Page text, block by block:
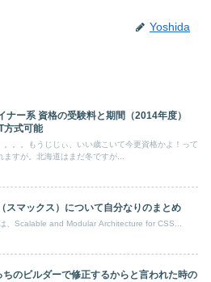
Yoshida
ナー系 資格の受験料と期間（2014年度）
方式可能
。。。もうじじぃ、いい歳こいて今更資格かよ！って
ますが。北海道はまだ冬ですが...
スマックス）について自分なりのまとめ
、Scalable and Modular Architecture for CSS...
ちのビルダーで修正するからと言われた時の